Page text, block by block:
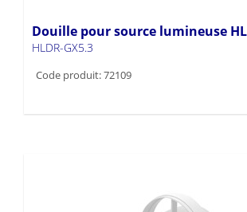
Douille pour source lumineuse
HLDR-GX5.3
Code produit: 72109